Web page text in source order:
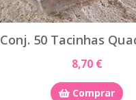
Conj. 50 Tacinhas
8,70 €
Comprar